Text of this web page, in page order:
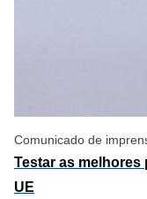
Comunicado de
Testar as
UE